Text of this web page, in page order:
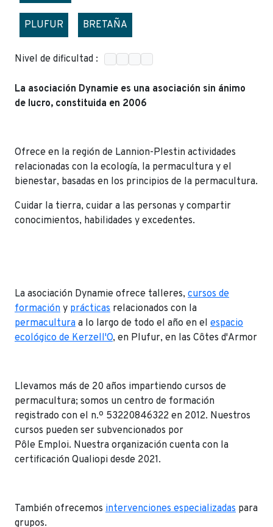
PLUFUR BRETAÑA
Nivel de dificultad :
La asociación Dynamie es una asociación sin ánimo
de lucro, constituida en 2006
Ofrece en la región de Lannion-Plestin actividades
relacionadas con la ecología, la permacultura y el
bienestar, basadas en los principios de la permacultura.
Cuidar la tierra, cuidar a las personas y compartir
conocimientos, habilidades y excedentes.
La asociación Dynamie ofrece talleres, cursos de
formación y prácticas relacionados con la
permacultura a lo largo de todo el año en el espacio
ecológico de Kerzell'O, en Plufur, en las Côtes d'Armor
Llevamos más de 20 años impartiendo cursos de
permacultura; somos un centro de formación
registrado con el n.º 53220846322 en 2012. Nuestros
cursos pueden ser subvencionados por
Pôle Emploi. Nuestra organización cuenta con la
certificación Qualiopi desde 2021.
También ofrecemos intervenciones especializadas para
grupos.